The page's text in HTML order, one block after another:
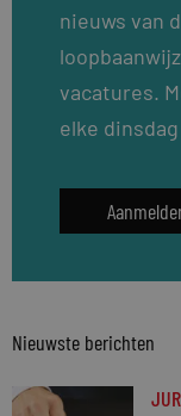
nieuws van
vacatures.
elke
Nieuwste berichten